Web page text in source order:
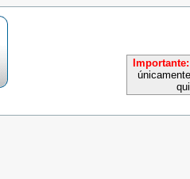
Importante: